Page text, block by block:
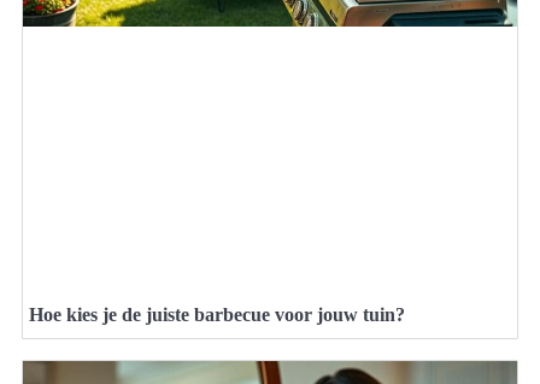
Hoe kies je de juiste barbecue voor jouw tuin?